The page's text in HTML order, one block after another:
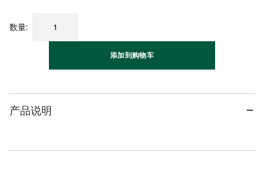
数量:
添加到购物车
产品说明